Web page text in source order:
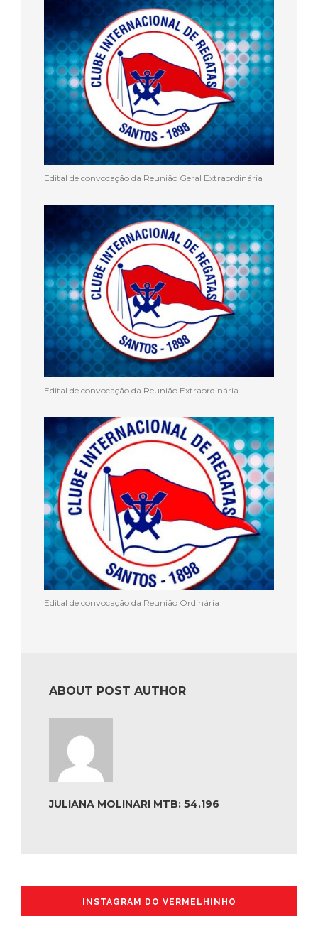
Edital de convocação da Reunião Geral Extraordinária
Edital de convocação da Reunião Extraordinária
Edital de convocação da Reunião Ordinária
ABOUT POST AUTHOR
JULIANA MOLINARI MTB: 54.196
INSTAGRAM DO VERMELHINHO